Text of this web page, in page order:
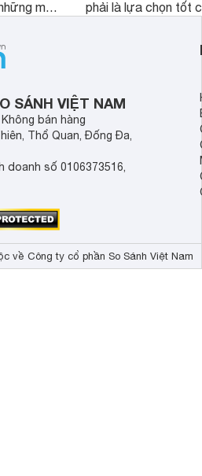
mẫu
phải là lựa chọn tốt
SÁNH VIỆT NAM
bán hàng
Thổ Quan, Đống Đa,
doanh số 0106373516,
về Công ty cổ phần So Sánh Việt Nam